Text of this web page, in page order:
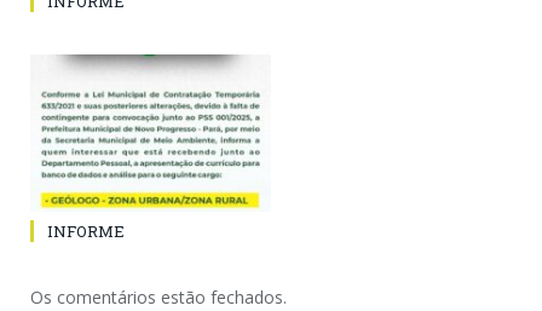
INFORME
Os comentários estão fechados.